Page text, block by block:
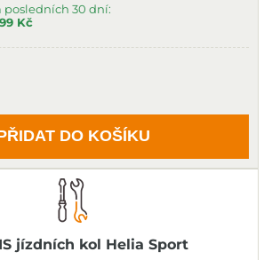
posledních 30 dní:
Kč
DO KOŠÍKU
jízdních kol Helia Sport